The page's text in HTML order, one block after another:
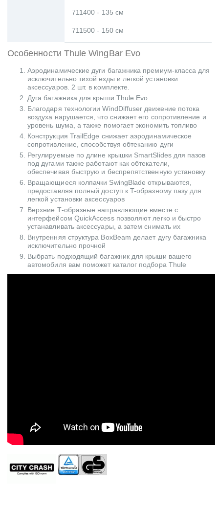
711400 - 135 cм
711500 - 150 cм
Особенности Thule WingBar Evo
Аэродинамические дуги багажника премиум-класса для
исключительно тихой езды и легкой установки
аксессуаров. 2 шт. в комплекте.
Дуга багажника для крыши Thule Evo
Благодаря технологии WindDiffuser движение потока
воздуха нарушается, что снижает его сопротивление и
уровень шума, а также помогает экономить топливо
Конструкция TrailEdge снижает аэродинамическое
сопротивление, способствуя обтеканию дуги
Регулируемые по длине крышки SmartSlides для пазов
под дугами также работают как обтекатели,
обеспечивая быструю и беспрепятственную установку
Вращающиеся колпачки SwingBlade открываются,
предоставляя полный доступ к T-образному пазу для
легкой установки аксессуаров
Верхние Т-образные направляющие вместе с
интерфейсом QuickAccess позволяют легко и быстро
устанавливать аксессуары, а затем снимать их
Внутренняя структура BoxBeam делает дугу багажника
исключительно прочной
Выбрать подходящий багажник для крыши вашего
автомобиля вам поможет каталог подбора Thule